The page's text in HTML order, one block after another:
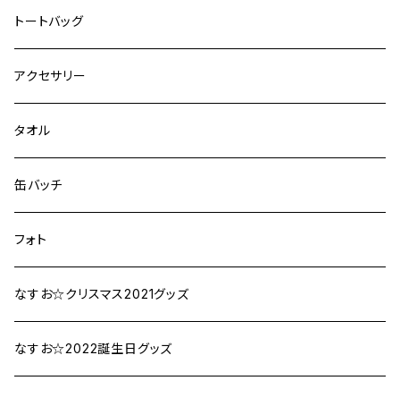
トートバッグ
アクセサリー
タオル
缶バッチ
フォト
なすお☆クリスマス2021グッズ
なすお☆2022誕生日グッズ